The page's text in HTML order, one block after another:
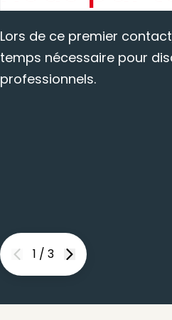
Lors de ce premier
temps nécessaire pour
professionnels.
1 / 3
Next